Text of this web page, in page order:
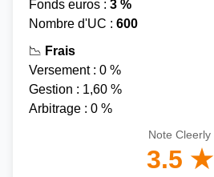
Fonds euros : 3 %
Nombre d'UC : 600
📉 Frais
Versement : 0 %
Gestion : 1,60 %
Arbitrage : 0 %
Note Cleerly
3.5 ★